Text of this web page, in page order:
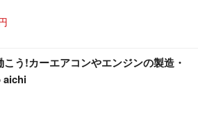
こう!カーエアコンやエンジンの製造・
aichi